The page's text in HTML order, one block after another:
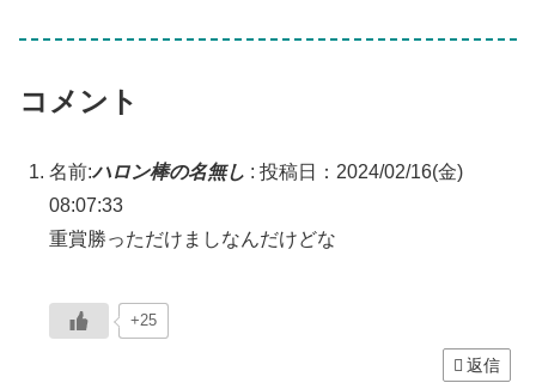
コメント
名前:ハロン棒の名無し : 投稿日：2024/02/16(金)
08:07:33
重賞勝っただけましなんだけどな
+25
返信